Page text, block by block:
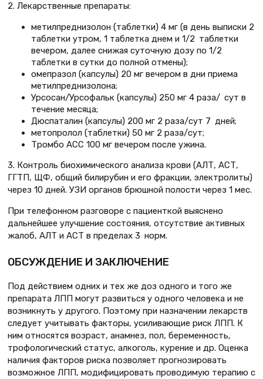
2. Лекарственные препараты:
метилпреднизолон (таблетки) 4 мг (в день выписки 2
таблетки утром, 1 таблетка днем и 1/2 таблетки
вечером, далее снижая суточную дозу по 1/2
таблетки в сутки до полной отмены);
омепразол (капсулы) 20 мг вечером в дни приема
метилпреднизолона;
Урсосан/Урсофальк (капсулы) 250 мг 4 раза/ сут в
течение месяца;
Дюспаталин (капсулы) 200 мг 2 раза/сут 7 дней;
метопролол (таблетки) 50 мг 2 раза/сут;
Тромбо АСС 100 мг вечером после ужина.
3. Контроль биохимического анализа крови (АЛТ, АСТ,
ГГТП, ЩФ, общий билирубин и его фракции, электролиты)
через 10 дней. УЗИ органов брюшной полости через 1 мес.
При телефонном разговоре с пациенткой выяснено
дальнейшее улучшение состояния, отсутствие активных
жалоб, АЛТ и АСТ в пределах 3 норм.
ОБСУЖДЕНИЕ И ЗАКЛЮЧЕНИЕ
Под действием одних и тех же доз одного и того же
препарата ЛПП могут развиться у одного человека и не
возникнуть у другого. Поэтому при назначении лекарств
следует учитывать факторы, усиливающие риск ЛПП. К
ним относятся возраст, анамнез, пол, беременность,
трофологический статус, алкоголь, курение и др. Оценка
наличия факторов риска позволяет прогнозировать
возможное ЛПП, модифицировать проводимую терапию с